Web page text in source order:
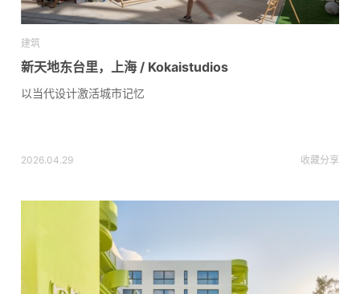
建筑
新天地东台里，上海 / Kokaistudios
以当代设计激活城市记忆
2026.04.29 收藏分享